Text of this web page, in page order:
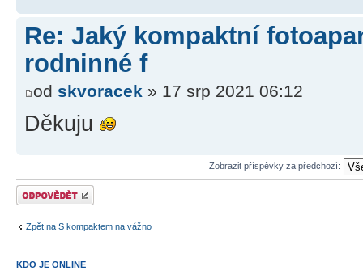
Re: Jaký kompaktní
rodninné f
od skvoracek » 17 srp 2021 06:12
Děkuju
Zobrazit příspěvky za předchozí:
Odeslat odpověď
Zpět na S kompaktem na vážno
KDO JE ONLINE